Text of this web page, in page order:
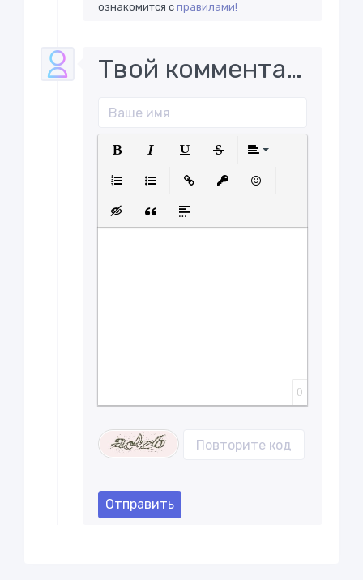
ознакомится справилами!
Твой комментарий..
Вставка скрытого текста
Вставка цитаты
Вставка спойлера
0
Отправить